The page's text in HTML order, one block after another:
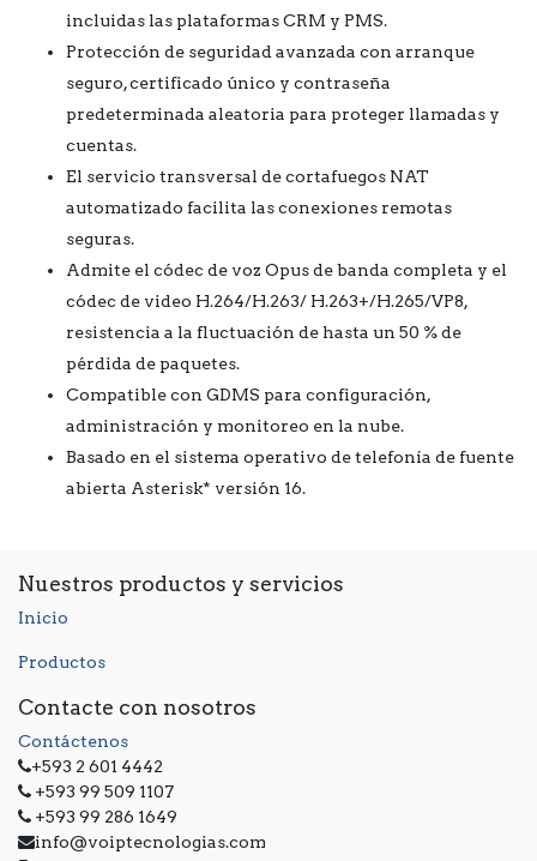
incluidas las plataformas CRM y PMS.
Protección de seguridad avanzada con arranque
seguro, certificado único y contraseña
predeterminada aleatoria para proteger llamadas y
cuentas.
El servicio transversal de cortafuegos NAT
automatizado facilita las conexiones remotas
seguras.
Admite el códec de voz Opus de banda completa y el
códec de video H.264/H.263/ H.263+/H.265/VP8,
resistencia a la fluctuación de hasta un 50 % de
pérdida de paquetes.
Compatible con GDMS para configuración,
administración y monitoreo en la nube.
Basado en el sistema operativo de telefonía de fuente
abierta Asterisk* versión 16.
Nuestros productos y servicios
Inicio
Productos
Contacte con nosotros
Contáctenos
+593 2 601 4442
+593 99 509 1107
+593 99 286 1649
info@voiptecnologias.com